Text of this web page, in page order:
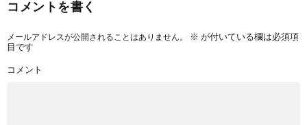
コメントを書く
メールアドレスが公開されることはありません。 ※ が付いている欄は必須項
目です
コメント